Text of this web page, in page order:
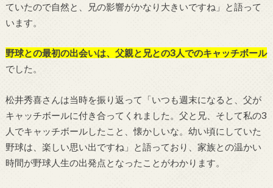
ていたので自然と、兄の影響がかなり大きいですね」と語って
います。
野球との最初の出会いは、父親と兄との3人でのキャッチボール
でした。
松井秀喜さんは当時を振り返って「いつも週末になると、父が
キャッチボールに付き合ってくれました。父と兄、そして私の3
人でキャッチボールしたこと、懐かしいな。幼い頃にしていた
野球は、楽しい思い出ですね」と語っており、家族との温かい
時間が野球人生の出発点となったことがわかります。